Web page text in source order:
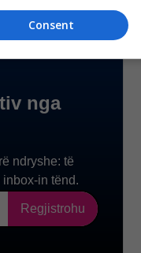
Consent